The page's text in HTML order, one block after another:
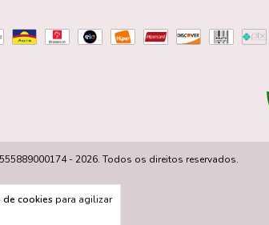
de cookies para agilizar
- 2026. Todos os direitos reservados.